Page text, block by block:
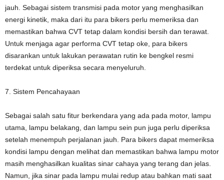
jauh. Sebagai sistem transmisi pada motor yang menghasilkan
energi kinetik, maka dari itu para bikers perlu memeriksa dan
memastikan bahwa CVT tetap dalam kondisi bersih dan terawat.
Untuk menjaga agar performa CVT tetap oke, para bikers
disarankan untuk lakukan perawatan rutin ke bengkel resmi
terdekat untuk diperiksa secara menyeluruh.
7. Sistem Pencahayaan
Sebagai salah satu fitur berkendara yang ada pada motor, lampu
utama, lampu belakang, dan lampu sein pun juga perlu diperiksa
setelah menempuh perjalanan jauh. Para bikers dapat memeriksa
kondisi lampu dengan melihat dan memastikan bahwa lampu motor
masih menghasilkan kualitas sinar cahaya yang terang dan jelas.
Namun, jika sinar pada lampu mulai redup atau bahkan mati saat